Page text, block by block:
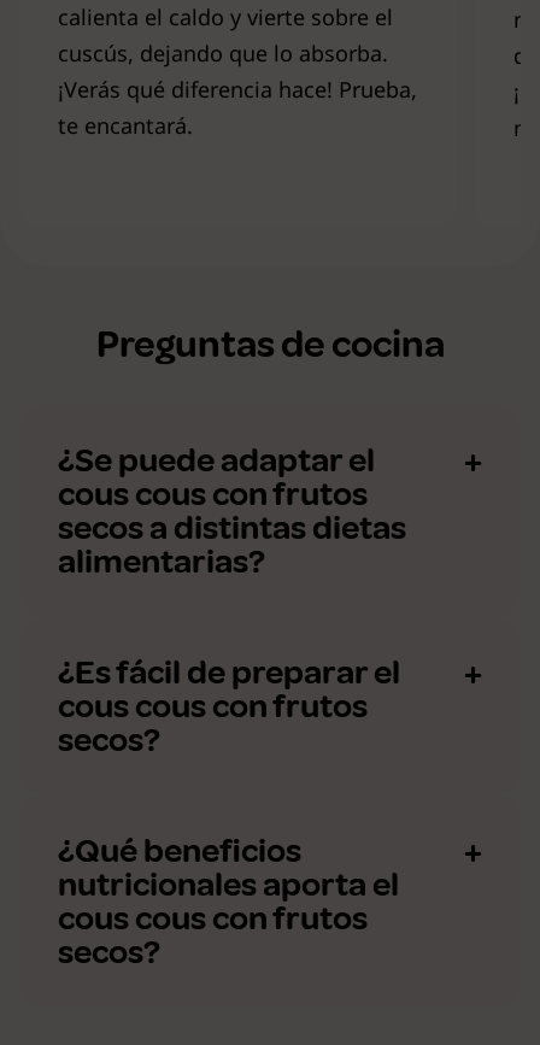
calienta el caldo y vierte sobre el
cuscús, dejando que lo absorba.
¡Verás qué diferencia hace! Prueba,
te encantará.
Preguntas de cocina
¿Se puede adaptar el
cous cous con frutos
secos a distintas dietas
alimentarias?
¿Es fácil de preparar el
cous cous con frutos
secos?
¿Qué beneficios
nutricionales aporta el
cous cous con frutos
secos?